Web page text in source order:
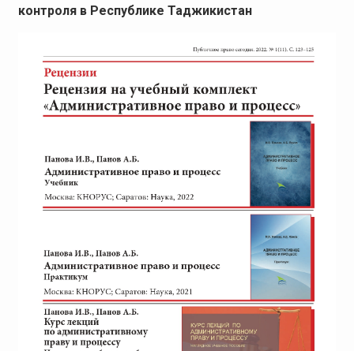
контроля в Республике Таджикистан